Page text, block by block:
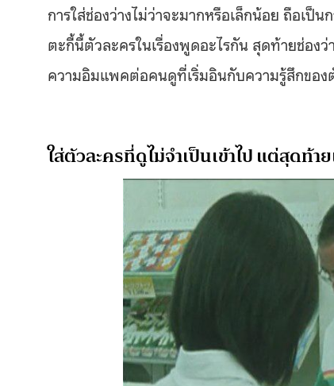
การใส่ช่องว่างไม่ว่าจะมากหรือเล็กน้อย ถือเป็
ตะกี้นี้ตัวละครในเรื่องพูดอะไรกัน สุดท้ายช่อง
ความอิมแพคต่อคนดูที่เริ่มอินกับความรู้สึกขอ
ใส่ตัวละครที่ดูไม่จำเป็นเข้าไป แต่สุดท้